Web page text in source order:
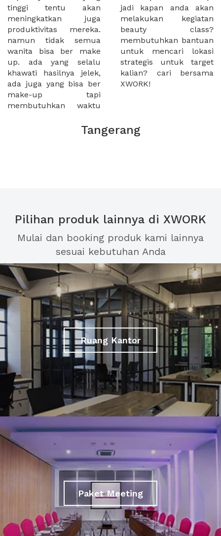
tinggi tentu akan
meningkatkan juga
produktivitas mereka.
namun tidak semua
wanita bisa ber make
up. ada yang selalu
khawati hasilnya jelek,
ada juga yang bisa ber
make-up tapi
membutuhkan waktu
jadi kapan anda akan
melakukan kegiatan
beauty class?
membutuhkan bantuan
untuk mencari lokasi
strategis untuk target
kalian? cari bersama
XWORK!
Tangerang
Pilihan produk lainnya di XWORK
Mulai dan booking produk kami lainnya
sesuai kebutuhan Anda
Ruang Kantor
Paket Meeting